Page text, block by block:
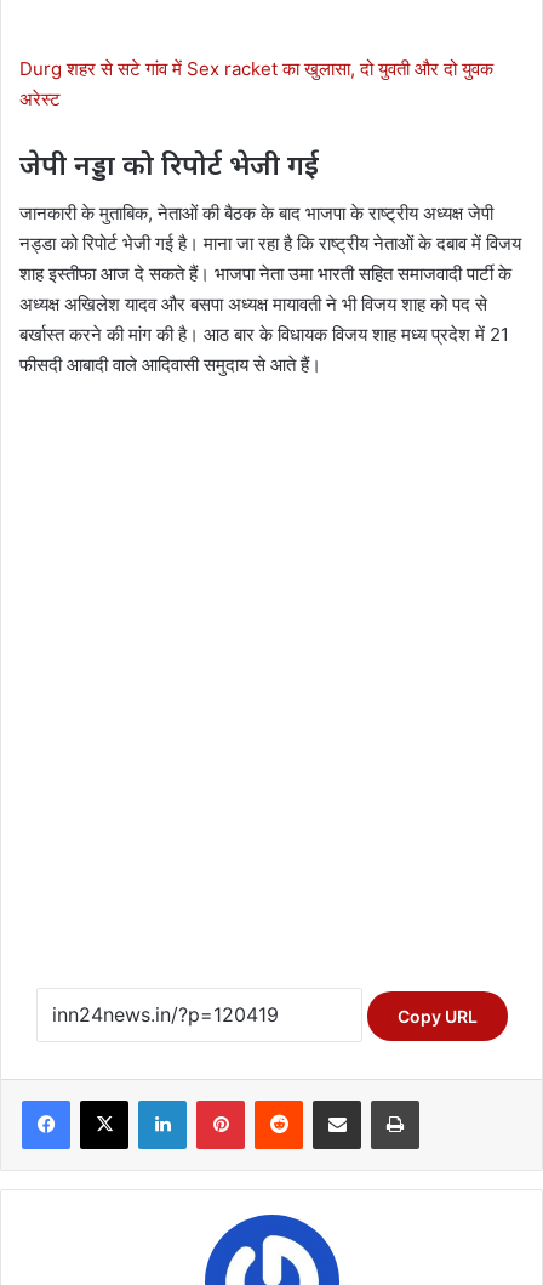
Durg शहर से सटे गांव में Sex racket का खुलासा, दो युवती और दो युवक
अरेस्ट
जेपी नड्डा को रिपोर्ट भेजी गई
जानकारी के मुताबिक, नेताओं की बैठक के बाद भाजपा के राष्ट्रीय अध्यक्ष जेपी
नड्डा को रिपोर्ट भेजी गई है। माना जा रहा है कि राष्ट्रीय नेताओं के दबाव में विजय
शाह इस्तीफा आज दे सकते हैं। भाजपा नेता उमा भारती सहित समाजवादी पार्टी के
अध्यक्ष अखिलेश यादव और बसपा अध्यक्ष मायावती ने भी विजय शाह को पद से
बर्खास्त करने की मांग की है। आठ बार के विधायक विजय शाह मध्य प्रदेश में 21
फीसदी आबादी वाले आदिवासी समुदाय से आते हैं।
Copy URL
Facebook
X LinkedInPinterestReddit Share via Email Print